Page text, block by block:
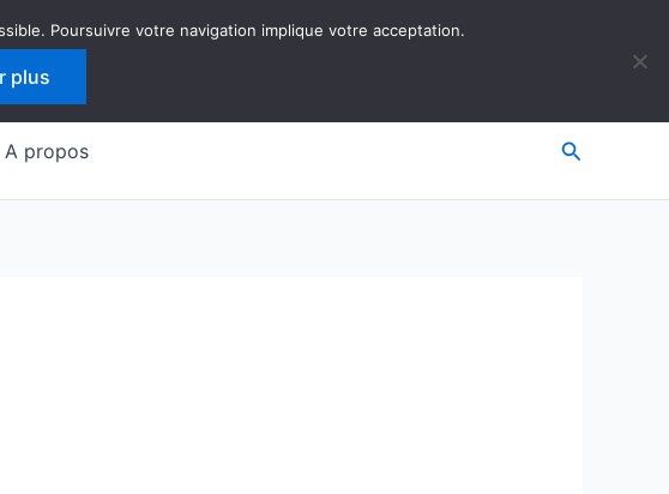
A propos
Poursuivre votre navigation implique votre acceptation.
plus